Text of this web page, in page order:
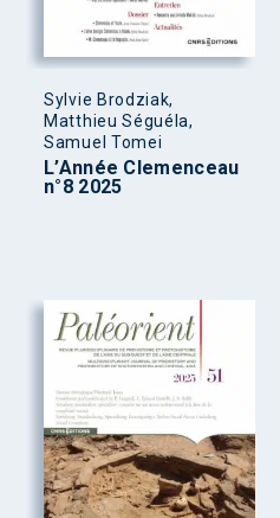
Sylvie Brodziak,
Matthieu Séguéla,
Samuel Tomei
L’Année Clemenceau
n°8 2025